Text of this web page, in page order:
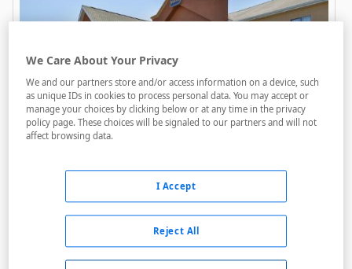
Best Western Troy Inn
Acceso personas con movilidad reducida
Internet
We Care About Your Privacy
We and our partners store and/or access information on a device, such
as unique IDs in cookies to process personal data. You may accept or
manage your choices by clicking below or at any time in the privacy
policy page. These choices will be signaled to our partners and will not
affect browsing data.
Reject All
I Accept